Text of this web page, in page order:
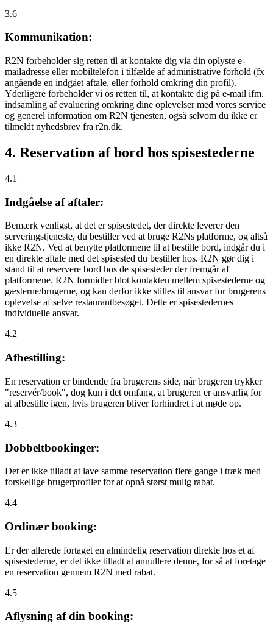
3.6
Kommunikation:
R2N forbeholder sig retten til at kontakte dig via din oplyste e-
mailadresse eller mobiltelefon i tilfælde af administrative forhold (fx
angående en indgået aftale, eller forhold omkring din profil).
Yderligere forbeholder vi os retten til, at kontakte dig på e-mail ifm.
indsamling af evaluering omkring dine oplevelser med vores service
og generel information om R2N tjenesten, også selvom du ikke er
tilmeldt nyhedsbrev fra r2n.dk.
4. Reservation af bord hos spisestederne
4.1
Indgåelse af aftaler:
Bemærk venligst, at det er spisestedet, der direkte leverer den
serveringstjeneste, du bestiller ved at bruge R2Ns platforme, og altså
ikke R2N. Ved at benytte platformene til at bestille bord, indgår du i
en direkte aftale med det spisested du bestiller hos. R2N gør dig i
stand til at reservere bord hos de spisesteder der fremgår af
platformene. R2N formidler blot kontakten mellem spisestederne og
gæsterne/brugerne, og kan derfor ikke stilles til ansvar for brugerens
oplevelse af selve restaurantbesøget. Dette er spisestedernes
individuelle ansvar.
4.2
Afbestilling:
En reservation er bindende fra brugerens side, når brugeren trykker
"reservér/book", dog kun i det omfang, at brugeren er ansvarlig for
at afbestille igen, hvis brugeren bliver forhindret i at møde op.
4.3
Dobbeltbookinger:
Det erikke tilladt at lave samme reservation flere gange i træk med
forskellige brugerprofiler for at opnå størst mulig rabat.
4.4
Ordinær booking:
Er der allerede fortaget en almindelig reservation direkte hos et af
spisestederne, er det ikke tilladt at annullere denne, for så at foretage
en reservation gennem R2N med rabat.
4.5
Aflysning af din booking: